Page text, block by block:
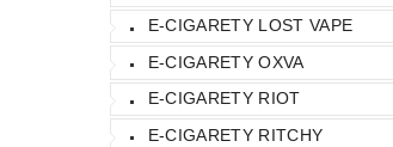
E-CIGARETY LOST VAPE
E-CIGARETY OXVA
E-CIGARETY RIOT
E-CIGARETY RITCHY